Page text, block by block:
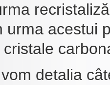
urma acestui
detalia